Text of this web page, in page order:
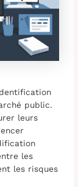
public.
leurs
les
les risques